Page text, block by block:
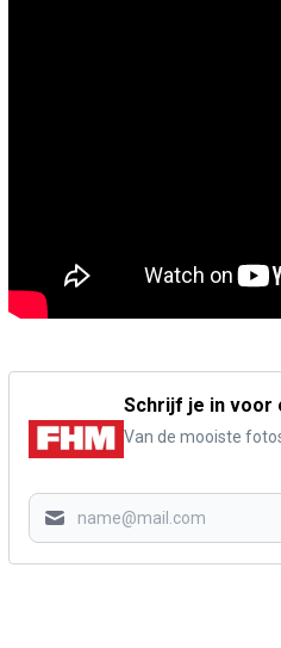
Schrijf je in voor
Van de mooiste